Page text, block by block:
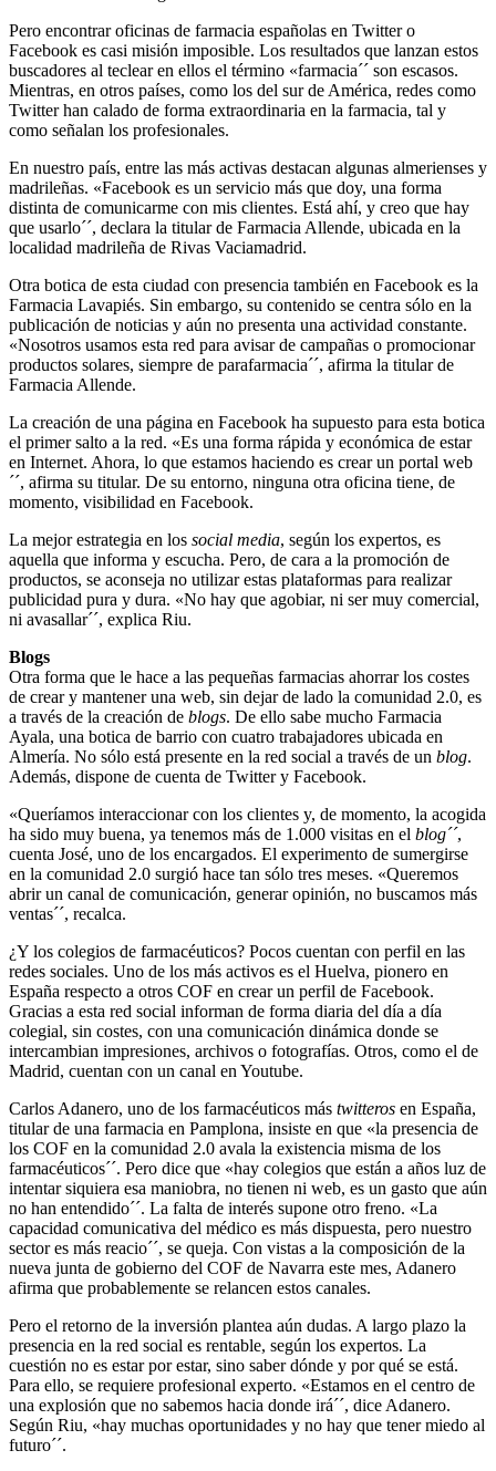
Pero encontrar oficinas de farmacia españolas en Twitter o
Facebook es casi misión imposible. Los resultados que lanzan estos
buscadores al teclear en ellos el término «farmacia´´ son escasos.
Mientras, en otros países, como los del sur de América, redes como
Twitter han calado de forma extraordinaria en la farmacia, tal y
como señalan los profesionales.
En nuestro país, entre las más activas destacan algunas almerienses y
madrileñas. «Facebook es un servicio más que doy, una forma
distinta de comunicarme con mis clientes. Está ahí, y creo que hay
que usarlo´´, declara la titular de Farmacia Allende, ubicada en la
localidad madrileña de Rivas Vaciamadrid.
Otra botica de esta ciudad con presencia también en Facebook es la
Farmacia Lavapiés. Sin embargo, su contenido se centra sólo en la
publicación de noticias y aún no presenta una actividad constante.
«Nosotros usamos esta red para avisar de campañas o promocionar
productos solares, siempre de parafarmacia´´, afirma la titular de
Farmacia Allende.
La creación de una página en Facebook ha supuesto para esta botica
el primer salto a la red. «Es una forma rápida y económica de estar
en Internet. Ahora, lo que estamos haciendo es crear un portal web
´´, afirma su titular. De su entorno, ninguna otra oficina tiene, de
momento, visibilidad en Facebook.
La mejor estrategia en los social media, según los expertos, es
aquella que informa y escucha. Pero, de cara a la promoción de
productos, se aconseja no utilizar estas plataformas para realizar
publicidad pura y dura. «No hay que agobiar, ni ser muy comercial,
ni avasallar´´, explica Riu.
Blogs
Otra forma que le hace a las pequeñas farmacias ahorrar los costes
de crear y mantener una web, sin dejar de lado la comunidad 2.0, es
a través de la creación de blogs. De ello sabe mucho Farmacia
Ayala, una botica de barrio con cuatro trabajadores ubicada en
Almería. No sólo está presente en la red social a través de un blog.
Además, dispone de cuenta de Twitter y Facebook.
«Queríamos interaccionar con los clientes y, de momento, la acogida
ha sido muy buena, ya tenemos más de 1.000 visitas en el blog´´,
cuenta José, uno de los encargados. El experimento de sumergirse
en la comunidad 2.0 surgió hace tan sólo tres meses. «Queremos
abrir un canal de comunicación, generar opinión, no buscamos más
ventas´´, recalca.
¿Y los colegios de farmacéuticos? Pocos cuentan con perfil en las
redes sociales. Uno de los más activos es el Huelva, pionero en
España respecto a otros COF en crear un perfil de Facebook.
Gracias a esta red social informan de forma diaria del día a día
colegial, sin costes, con una comunicación dinámica donde se
intercambian impresiones, archivos o fotografías. Otros, como el de
Madrid, cuentan con un canal en Youtube.
Carlos Adanero, uno de los farmacéuticos más twitteros en España,
titular de una farmacia en Pamplona, insiste en que «la presencia de
los COF en la comunidad 2.0 avala la existencia misma de los
farmacéuticos´´. Pero dice que «hay colegios que están a años luz de
intentar siquiera esa maniobra, no tienen ni web, es un gasto que aún
no han entendido´´. La falta de interés supone otro freno. «La
capacidad comunicativa del médico es más dispuesta, pero nuestro
sector es más reacio´´, se queja. Con vistas a la composición de la
nueva junta de gobierno del COF de Navarra este mes, Adanero
afirma que probablemente se relancen estos canales.
Pero el retorno de la inversión plantea aún dudas. A largo plazo la
presencia en la red social es rentable, según los expertos. La
cuestión no es estar por estar, sino saber dónde y por qué se está.
Para ello, se requiere profesional experto. «Estamos en el centro de
una explosión que no sabemos hacia donde irá´´, dice Adanero.
Según Riu, «hay muchas oportunidades y no hay que tener miedo al
futuro´´.